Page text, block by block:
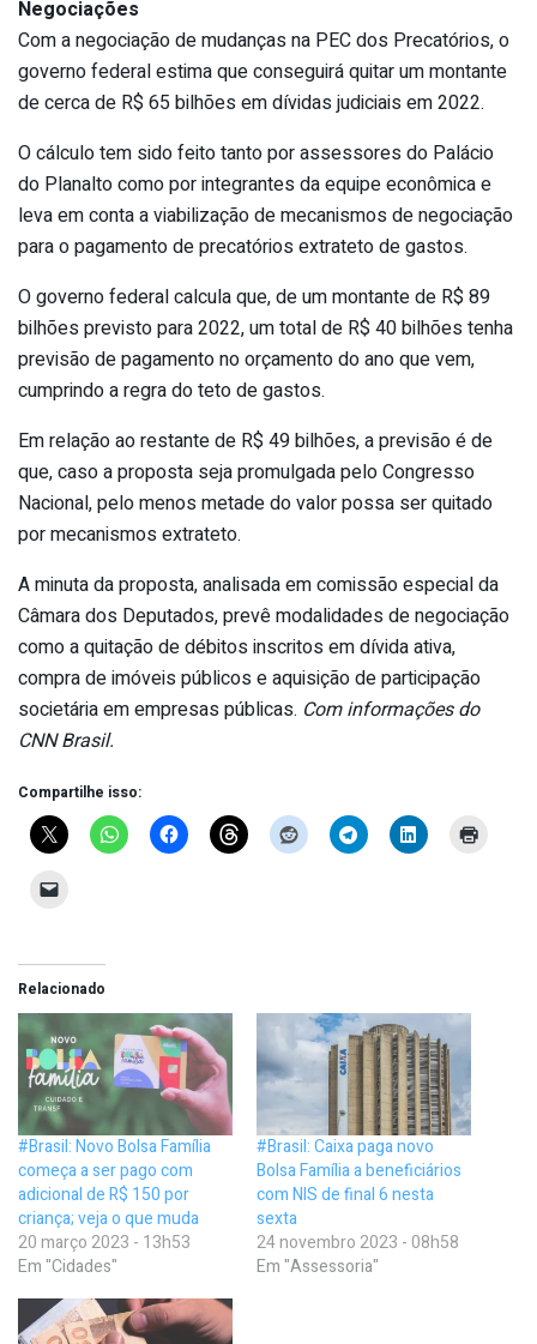
Negociações
Com a negociação de mudanças na PEC dos Precatórios, o
governo federal estima que conseguirá quitar um montante
de cerca de R$ 65 bilhões em dívidas judiciais em 2022.
O cálculo tem sido feito tanto por assessores do Palácio
do Planalto como por integrantes da equipe econômica e
leva em conta a viabilização de mecanismos de negociação
para o pagamento de precatórios extrateto de gastos.
O governo federal calcula que, de um montante de R$ 89
bilhões previsto para 2022, um total de R$ 40 bilhões tenha
previsão de pagamento no orçamento do ano que vem,
cumprindo a regra do teto de gastos.
Em relação ao restante de R$ 49 bilhões, a previsão é de
que, caso a proposta seja promulgada pelo Congresso
Nacional, pelo menos metade do valor possa ser quitado
por mecanismos extrateto.
A minuta da proposta, analisada em comissão especial da
Câmara dos Deputados, prevê modalidades de negociação
como a quitação de débitos inscritos em dívida ativa,
compra de imóveis públicos e aquisição de participação
societária em empresas públicas. Com informações do
CNN Brasil.
Compartilhe isso:
Relacionado
#Brasil: Novo Bolsa Família
começa a ser pago com
adicional de R$ 150 por
criança; veja o que muda
20 março 2023 - 13h53
Em "Cidades"
#Brasil: Caixa paga novo
Bolsa Família a beneficiários
com NIS de final 6 nesta
sexta
24 novembro 2023 - 08h58
Em "Assessoria"